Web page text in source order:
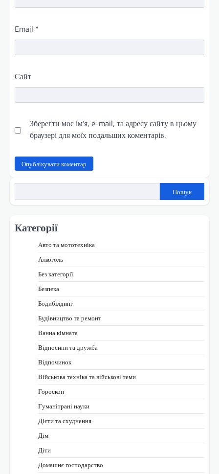
Email *
Сайт
Зберегти моє ім'я, e-mail, та адресу сайту в цьому
браузері для моїх подальших коментарів.
Пошук
Категорії
Авто та мототехніка
Алкоголь
Без категорії
Безпека
Бодибілдинг
Будівництво та ремонт
Ванна кімната
Відносини та дружба
Відпочинок
Військова техніка та військові теми
Гороскоп
Гуманітрані науки
Дієти та схуднення
Дім
Діти
Домашнє господарство